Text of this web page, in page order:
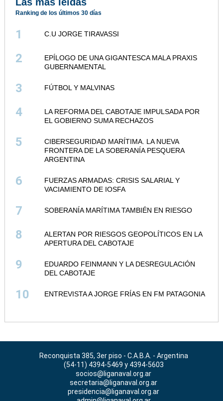
Ranking de los últimos 30 días
1 C.U JORGE TIRAVASSI
2
EPÍLOGO DE UNA GIGANTESCA MALA PRAXIS
GUBERNAMENTAL
3 FÚTBOL Y MALVINAS
4
LA REFORMA DEL CABOTAJE IMPULSADA POR
EL GOBIERNO SUMA RECHAZOS
5
CIBERSEGURIDAD MARÍTIMA. LA NUEVA
FRONTERA DE LA SOBERANÍA PESQUERA
ARGENTINA
6
FUERZAS ARMADAS: CRISIS SALARIAL Y
VACIAMIENTO DE IOSFA
7 SOBERANÍA MARÍTIMA TAMBIÉN EN RIESGO
8
ALERTAN POR RIESGOS GEOPOLÍTICOS EN LA
APERTURA DEL CABOTAJE
9
EDUARDO FEINMANN Y LA DESREGULACIÓN
DEL CABOTAJE
10 ENTREVISTA A JORGE FRÍAS EN FM PATAGONIA
Reconquista 385, 3er piso - C.A.B.A. - Argentina
(54-11) 4394-5469 y 4394-5603
socios@liganaval.org.ar
secretaria@liganaval.org.ar
presidencia@liganaval.org.ar